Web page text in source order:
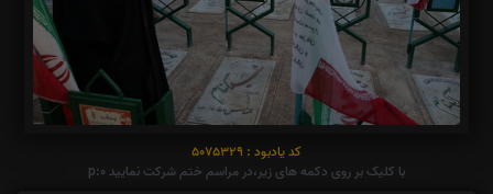
کد یادبود : 5075329
با کلیک بر روی دکمه های زیر،در مراسم ختم شرکت نمایید p:0